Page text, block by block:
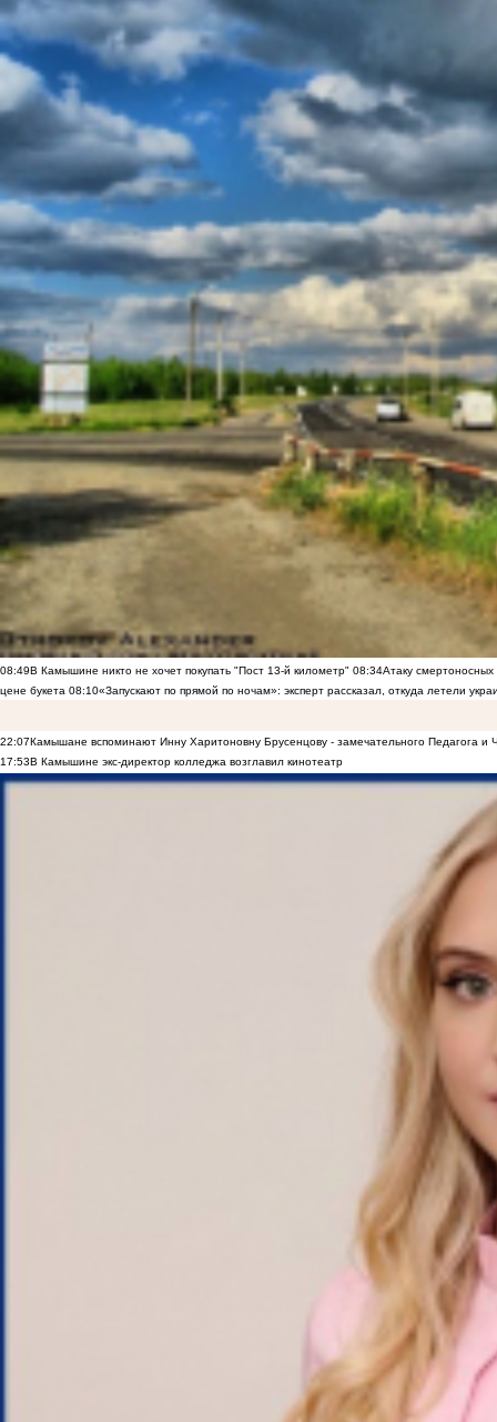
08:49В Камышине никто не хочет покупать "Пост 13-й километр" 08:34Атаку
цене букета 08:10«Запускают по прямой по ночам»: эксперт рассказал, откуда летели
22:07Камышане вспоминают Инну Харитоновну Брусенцову - замечательного Педагога и
17:53В Камышине экс-директор колледжа возглавил кинотеатр